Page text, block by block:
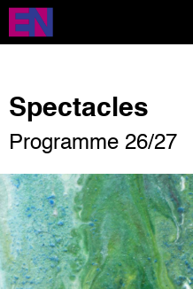
Aller
contenu
Spectacles
Programme 26/27